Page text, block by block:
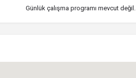
Günlük çalışma programı mevcut değil.